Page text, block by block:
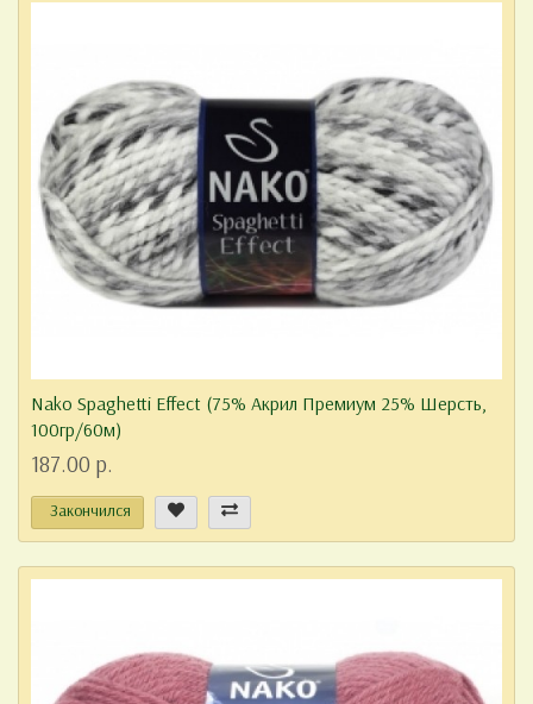
Nako Spaghetti Effect (75% Акрил Премиум 25% Шерсть,
100гр/60м)
187.00 р.
Закончился